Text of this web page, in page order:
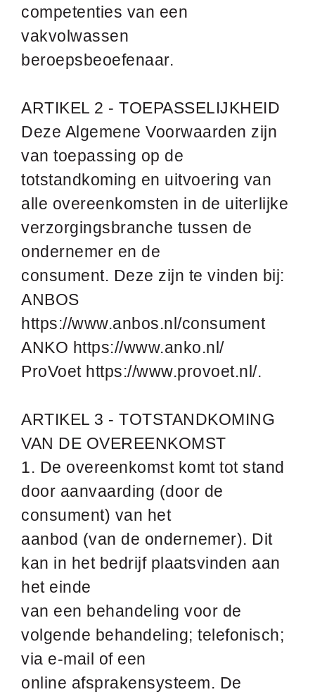
competenties van een
vakvolwassen
beroepsbeoefenaar.
ARTIKEL 2 - TOEPASSELIJKHEID
Deze Algemene Voorwaarden zijn
van toepassing op de
totstandkoming en uitvoering van
alle overeenkomsten in de uiterlijke
verzorgingsbranche tussen de
ondernemer en de
consument. Deze zijn te vinden bij:
ANBOS
https://www.anbos.nl/consument
ANKO https://www.anko.nl/
ProVoet https://www.provoet.nl/.
ARTIKEL 3 - TOTSTANDKOMING
VAN DE OVEREENKOMST
1. De overeenkomst komt tot stand
door aanvaarding (door de
consument) van het
aanbod (van de ondernemer). Dit
kan in het bedrijf plaatsvinden aan
het einde
van een behandeling voor de
volgende behandeling; telefonisch;
via e-mail of een
online afsprakensysteem. De